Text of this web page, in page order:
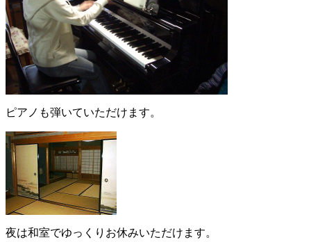
ピアノも弾いていただけます。
夜は和室でゆっくりお休みいただけます。